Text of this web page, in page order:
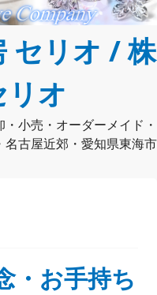
セリオ / 株
オ
小売・オーダーメイド・
名古屋近郊・愛知県東海市
・お手持ち